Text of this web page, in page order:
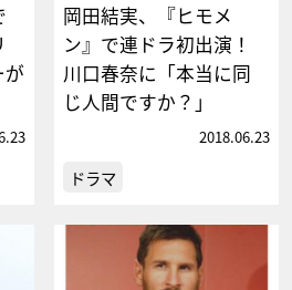
が
岡田結実、『ヒモメ
ン』で連ドラ初出演！
川口春奈に「本当に同
じ人間ですか？」
2018.06.23
ドラマ